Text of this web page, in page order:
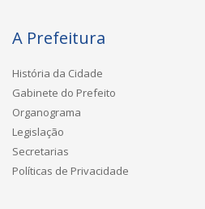
A Prefeitura
História da Cidade
Gabinete do Prefeito
Organograma
Legislação
Secretarias
Políticas de Privacidade